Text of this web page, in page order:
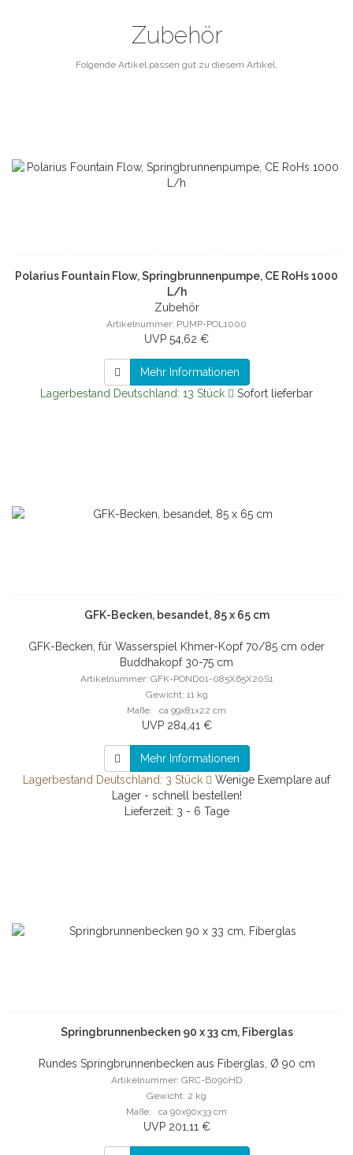
Zubehör
Folgende Artikel passen gut zu diesem Artikel.
Polarius Fountain Flow, Springbrunnenpumpe, CE RoHs 1000
L/h
Zubehör
Artikelnummer: PUMP-POL1000
UVP 54,62 €
Mehr Informationen
Lagerbestand Deutschland: 13 Stück
Sofort lieferbar
GFK-Becken, besandet, 85 x 65 cm
GFK-Becken, für Wasserspiel Khmer-Kopf 70/85 cm oder
Buddhakopf 30-75 cm
Artikelnummer: GFK-POND01-085X65X20S1
Gewicht: 11 kg
Maße: ca.99x81x22 cm
UVP 284,41 €
Mehr Informationen
Lagerbestand Deutschland: 3 Stück
Wenige Exemplare auf
Lager - schnell bestellen!
Lieferzeit: 3 - 6 Tage
Springbrunnenbecken 90 x 33 cm, Fiberglas
Rundes Springbrunnenbecken aus Fiberglas, Ø 90 cm
Artikelnummer: GRC-B090HD
Gewicht: 2 kg
Maße: ca.90x90x33 cm
UVP 201,11 €